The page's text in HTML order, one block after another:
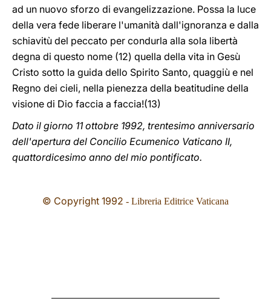
ad un nuovo sforzo di evangelizzazione. Possa la luce
della vera fede liberare l'umanità dall'ignoranza e dalla
schiavitù del peccato per condurla alla sola libertà
degna di questo nome (12) quella della vita in Gesù
Cristo sotto la guida dello Spirito Santo, quaggiù e nel
Regno dei cieli, nella pienezza della beatitudine della
visione di Dio faccia a faccia!(13)
Dato il giorno 11 ottobre 1992, trentesimo anniversario
dell'apertura del Concilio Ecumenico Vaticano II,
quattordicesimo anno del mio pontificato.
© Copyright 1992 - Libreria Editrice Vaticana